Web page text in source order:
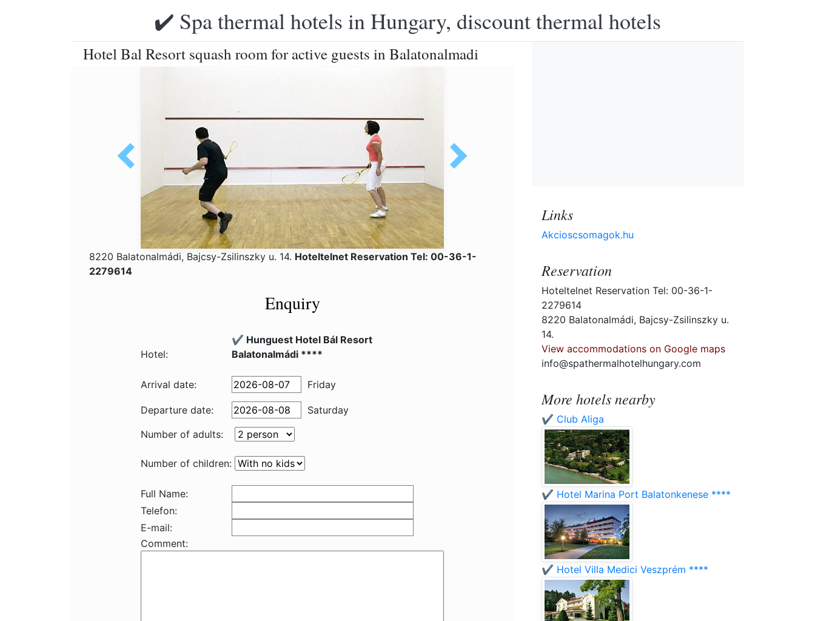
✔️ Spa thermal hotels in Hungary, discount thermal hotels
Hotel Bal Resort squash room for active guests in Balatonalmadi
8220 Balatonalmádi, Bajcsy-Zsilinszky u. 14. Hoteltelnet Reservation Tel: 00-36-1-
2279614
Enquiry
Hotel:
✔️ Hunguest Hotel Bál Resort
Balatonalmádi ****
Arrival date: Friday
Departure date:
Saturday
Number of adults:
Number of children:
Full Name:
Telefon:
E-mail:
Comment:
Links
Akcioscsomagok.hu
Reservation
Hoteltelnet Reservation Tel: 00-36-1-
2279614
8220 Balatonalmádi, Bajcsy-Zsilinszky u.
14.
View accommodations on Google maps
info@spathermalhotelhungary.com
More hotels nearby
✔️ Club Aliga
✔️ Hotel Marina Port Balatonkenese ****
✔️ Hotel Villa Medici Veszprém ****